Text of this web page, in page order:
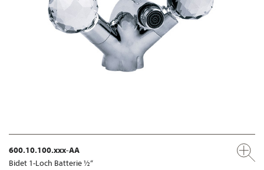
600.10.100.xxx-AA
Bidet 1-Loch Batterie ½“